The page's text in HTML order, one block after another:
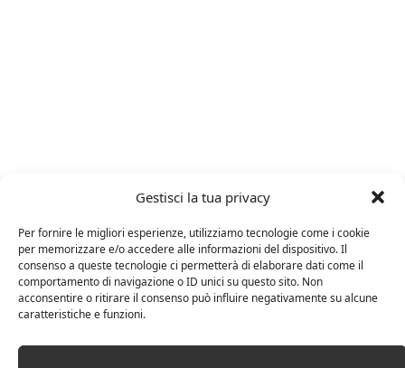
Gestisci la tua privacy
Per fornire le migliori esperienze, utilizziamo tecnologie come i cookie
per memorizzare e/o accedere alle informazioni del dispositivo. Il
consenso a queste tecnologie ci permetterà di elaborare dati come il
comportamento di navigazione o ID unici su questo sito. Non
acconsentire o ritirare il consenso può influire negativamente su alcune
caratteristiche e funzioni.